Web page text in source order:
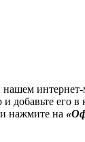
добавьте его в
нажмите на